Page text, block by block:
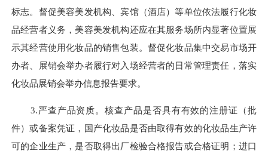
标志。督促美容美发机构、宾馆（酒店）等单位依法履行化妆
品经营者义务，美容美发机构还应在其服务场所内显著位置展
示其经营使用化妆品的销售包装。督促化妆品集中交易市场开
办者、展销会举办者履行对入场经营者的日常管理责任，落实
化妆品展销会举办信息报告要求。
3.严查产品资质。核查产品是否具有有效的注册证（批
件）或备案凭证，国产化妆品是否由取得有效的化妆品生产许
可的企业生产，是否取得出厂检验合格报告或合格证明；进口